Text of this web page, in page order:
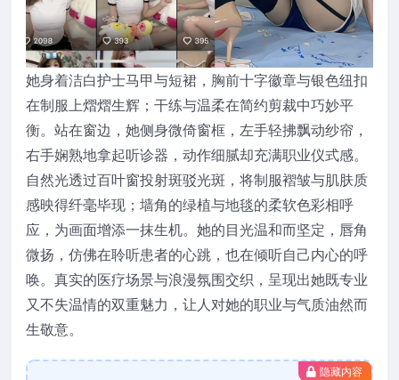
她身着洁白护士马甲与短裙，胸前十字徽章与银色纽扣
在制服上熠熠生辉；干练与温柔在简约剪裁中巧妙平
衡。站在窗边，她侧身微倚窗框，左手轻拂飘动纱帘，
右手娴熟地拿起听诊器，动作细腻却充满职业仪式感。
自然光透过百叶窗投射斑驳光斑，将制服褶皱与肌肤质
感映得纤毫毕现；墙角的绿植与地毯的柔软色彩相呼
应，为画面增添一抹生机。她的目光温和而坚定，唇角
微扬，仿佛在聆听患者的心跳，也在倾听自己内心的呼
唤。真实的医疗场景与浪漫氛围交织，呈现出她既专业
又不失温情的双重魅力，让人对她的职业与气质油然而
生敬意。
隐藏内容